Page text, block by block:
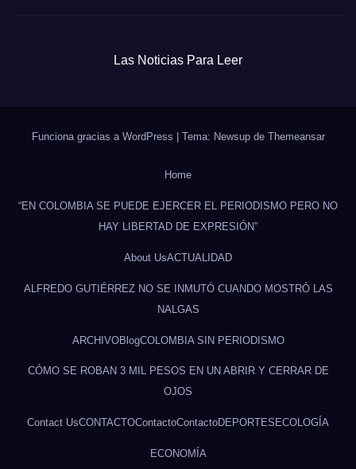
Las Noticias Para Leer
Funciona gracias a WordPress Tema: Newsup de Themeansar
Home
“EN COLOMBIA SE PUEDE EJERCER EL PERIODISMO PERO NO
HAY LIBERTAD DE EXPRESIÓN”
About UsACTUALIDAD
ALFREDO GUTIÉRREZ NO SE INMUTÓ CUANDO MOSTRÓ LAS
NALGAS
ARCHIVOBlogCOLOMBIA SIN PERIODISMO
CÓMO SE ROBAN 3 MIL PESOS EN UN ABRIR Y CERRAR DE
OJOS
Contact UsCONTACTOContactoContactoDEPORTES ECOLOGÍA
ECONOMÍA